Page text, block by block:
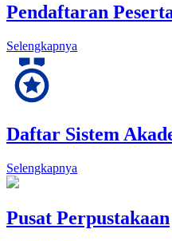
Pendaftaran
Selengkapnya
Daftar Sistem
Selengkapnya
Pusat Perpustakaan